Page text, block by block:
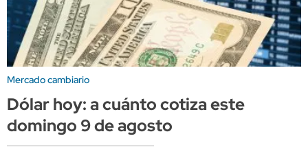
Mercado cambiario
Dólar hoy: a cuánto cotiza este
domingo 9 de agosto